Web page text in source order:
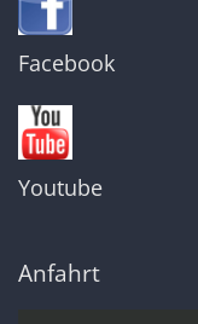
Facebook
Youtube
Anfahrt